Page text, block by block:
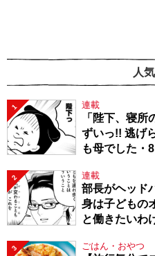
人
1 連載
「陛下、寝所
ずいっ!! 逃げ
も母でした・8
2 連載
部長がヘッド
身は子どもの
と働きたいわ
3 ごはん・おやつ